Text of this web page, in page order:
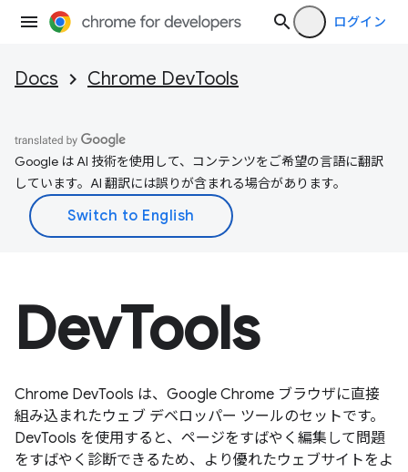
ログイン
Docs Chrome DevTools
Google は AI 技術を使用して、コンテンツをご希望の言語に翻訳
しています。AI 翻訳には誤りが含まれる場合があります。
DevTools
Chrome DevTools は、Google Chrome ブラウザに直接
組み込まれたウェブ デベロッパー ツールのセットです。
DevTools を使用すると、ページをすばやく編集して問題
をすばやく診断できるため、より優れたウェブサイトをよ